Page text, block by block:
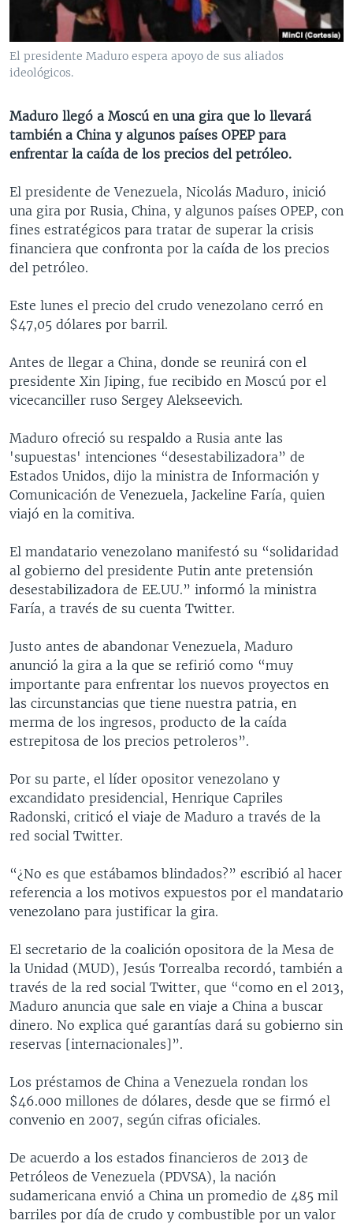
VENEZUELA
BRASIL
NICARAGUA
ECONOMÍA
ENTRETENIMIENTO Y CULTURA
TECNOLOGÍA
CIENCIA Y SALUD
MULTIMEDIA
VIDEOS
FOTOGRAFÍA
PROGRAMAS TV
EL MUNDO AL DÍA
VISIÓN 360
LAS CLAVES
PANORAMA
RADIO
AUDIONOTICIAS
BUENOS DÍAS AMÉRICA
ESTADOS UNIDOS AL DÍA
EL MUNDO AL DÍA [RADIO]
FORO [RADIO]
DEPORTIVO INTERNACIONAL
NOTA ECONÓMICA
ENTRETENIMIENTO
DOCUMENTALES DE LA VOA
SÍGANOS
El presidente Maduro espera apoyo de sus aliados
ideológicos.
Maduro llegó a Moscú en una gira que lo llevará
también a China y algunos países OPEP para
enfrentar la caída de los precios del petróleo.
El presidente de Venezuela, Nicolás Maduro, inició
una gira por Rusia, China, y algunos países OPEP, con
fines estratégicos para tratar de superar la crisis
financiera que confronta por la caída de los precios
del petróleo.
Este lunes el precio del crudo venezolano cerró en
$47,05 dólares por barril.
Antes de llegar a China, donde se reunirá con el
presidente Xin Jiping, fue recibido en Moscú por el
vicecanciller ruso Sergey Alekseevich.
Maduro ofreció su respaldo a Rusia ante las
'supuestas' intenciones “desestabilizadora” de
Estados Unidos, dijo la ministra de Información y
Comunicación de Venezuela, Jackeline Faría, quien
viajó en la comitiva.
El mandatario venezolano manifestó su “solidaridad
al gobierno del presidente Putin ante pretensión
desestabilizadora de EE.UU.” informó la ministra
Faría, a través de su cuenta Twitter.
Justo antes de abandonar Venezuela, Maduro
anunció la gira a la que se refirió como “muy
importante para enfrentar los nuevos proyectos en
las circunstancias que tiene nuestra patria, en
merma de los ingresos, producto de la caída
estrepitosa de los precios petroleros”.
Por su parte, el líder opositor venezolano y
excandidato presidencial, Henrique Capriles
Radonski, criticó el viaje de Maduro a través de la
red social Twitter.
“¿No es que estábamos blindados?” escribió al hacer
referencia a los motivos expuestos por el mandatario
venezolano para justificar la gira.
El secretario de la coalición opositora de la Mesa de
la Unidad (MUD), Jesús Torrealba recordó, también a
través de la red social Twitter, que “como en el 2013,
Maduro anuncia que sale en viaje a China a buscar
dinero. No explica qué garantías dará su gobierno sin
reservas [internacionales]”.
Los préstamos de China a Venezuela rondan los
$46.000 millones de dólares, desde que se firmó el
convenio en 2007, según cifras oficiales.
De acuerdo a los estados financieros de 2013 de
Petróleos de Venezuela (PDVSA), la nación
sudamericana envió a China un promedio de 485 mil
barriles por día de crudo y combustible por un valor